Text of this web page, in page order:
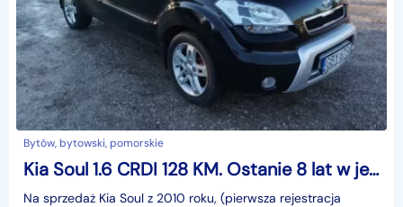
Bytów, bytowski, pomorskie
Kia Soul 1.6 CRDI 128 KM. Ostanie 8 lat w jednych rękach.
Na sprzedaż Kia Soul z 2010 roku, (pierwsza rejestracja